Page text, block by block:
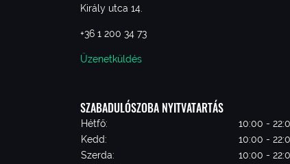
Király utca 14.
+36 1 200 34 73
Üzenetküldés
SZABADULÓSZOBA NYITVATARTÁS
Hétfő:
10:00 -
Kedd:
10:00 -
Szerda:
10:00 -